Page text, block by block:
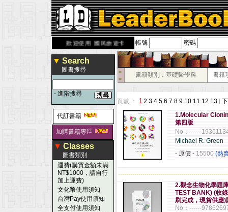
歡迎使用 國民旅遊卡！！ 帳號 密碼
▼ Search
圖書搜尋
- 進階搜尋
代訂書籍
加購書籍專區
▼ Classes
圖書類別
運費(購買金額未滿
NT$1000，請自行
加上運費)
文化幣使用須知
台灣Pay使用須知
全支付使用須知
■
■
書籍類別：基礎醫學科 書籍
頁數 ： 1 2 3 4 5 6 7 8 9 10 11 12 13 [
1.Molecular
第四版
No：------
Michael R. Green
- 原價 - 15500 (熱
2.觀念生物化學題
TEST BANK) (收
刷完成，現貨供應
No：------